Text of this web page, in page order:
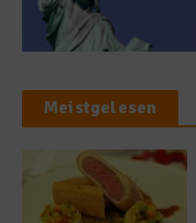
Meistgelesen